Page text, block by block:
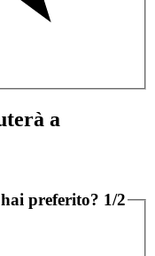
a
preferito? 1/2